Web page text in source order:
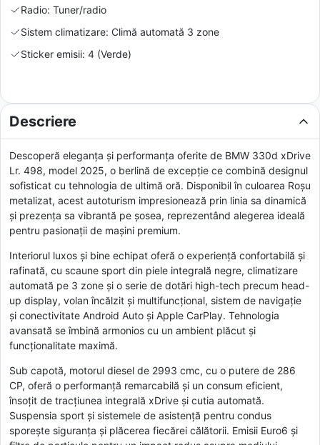
Radio: Tuner/radio
Sistem climatizare: Climă automată 3 zone
Sticker emisii: 4 (Verde)
Descriere
Descoperă eleganța și performanța oferite de BMW 330d xDrive
Lr. 498, model 2025, o berlină de excepție ce combină designul
sofisticat cu tehnologia de ultimă oră. Disponibil în culoarea Roșu
metalizat, acest autoturism impresionează prin linia sa dinamică
și prezența sa vibrantă pe șosea, reprezentând alegerea ideală
pentru pasionații de mașini premium.
Interiorul luxos și bine echipat oferă o experiență confortabilă și
rafinată, cu scaune sport din piele integrală negre, climatizare
automată pe 3 zone și o serie de dotări high-tech precum head-
up display, volan încălzit și multifuncțional, sistem de navigație
și conectivitate Android Auto și Apple CarPlay. Tehnologia
avansată se îmbină armonios cu un ambient plăcut și
funcționalitate maximă.
Sub capotă, motorul diesel de 2993 cmc, cu o putere de 286
CP, oferă o performanță remarcabilă și un consum eficient,
însoțit de tracțiunea integrală xDrive și cutia automată.
Suspensia sport și sistemele de asistență pentru condus
sporește siguranța și plăcerea fiecărei călătorii. Emisii Euro6 și